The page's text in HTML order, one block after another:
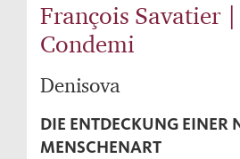
François Savatier
Condemi
Denisova
DIE ENTDECKUNG EINER
MENSCHENART